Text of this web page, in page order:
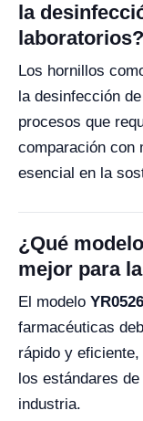
la
laboratorios?
Los hornillos
la desinfección
procesos que
comparación con
esencial en la
¿Qué
mejor para
El modelo
farmacéuticas
rápido y
los estándares
industria.